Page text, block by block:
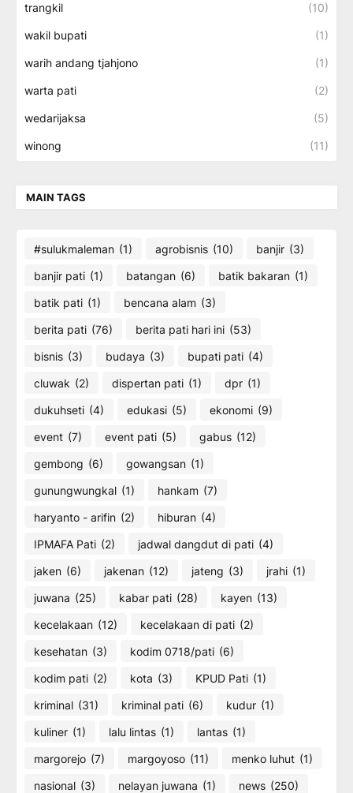
trangkil (10)
wakil bupati (1)
warih andang tjahjono (1)
warta pati (2)
wedarijaksa (5)
winong (11)
MAIN TAGS
#sulukmaleman (1) agrobisnis (10) banjir (3)
banjir pati (1) batangan (6) batik bakaran (1)
batik pati (1) bencana alam (3)
berita pati (76) berita pati hari ini (53)
bisnis (3) budaya (3) bupati pati (4)
cluwak (2) dispertan pati (1) dpr (1)
dukuhseti (4) edukasi (5) ekonomi (9)
event (7) event pati (5) gabus (12)
gembong (6) gowangsan (1)
gunungwungkal (1) hankam (7)
haryanto - arifin (2) hiburan (4)
IPMAFA Pati (2) jadwal dangdut di pati (4)
jaken (6) jakenan (12) jateng (3) jrahi (1)
juwana (25) kabar pati (28) kayen (13)
kecelakaan (12) kecelakaan di pati (2)
kesehatan (3) kodim 0718/pati (6)
kodim pati (2) kota (3) KPUD Pati (1)
kriminal (31) kriminal pati (6) kudur (1)
kuliner (1) lalu lintas (1) lantas (1)
margorejo (7) margoyoso (11) menko luhut (1)
nasional (3) nelayan juwana (1) news (250)